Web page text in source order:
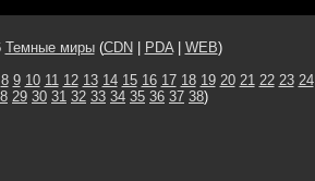
Темные миры(CDN PDA| WEB)
8 9 10 11 12 13 14 15 16 17 18 19 20 21 22 23 24
29 30 31 32 33 34 35 36 37 38)